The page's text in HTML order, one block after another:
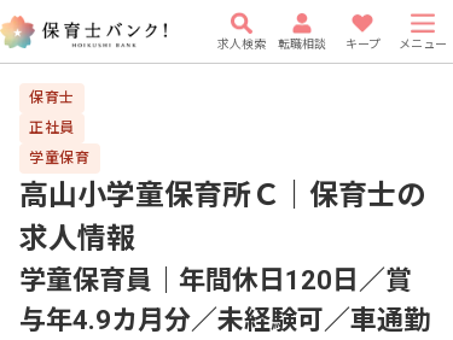
求人検索 転職相談 キープ メニュー
保育士
正社員
学童保育
高山小学童保育所Ｃ｜保育士の
求人情報
学童保育員｜年間休日120日／賞
与年4.9カ月分／未経験可／車通勤